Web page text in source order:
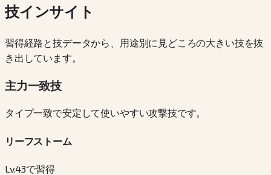
技インサイト
習得経路と技データから、用途別に見どころの大きい技を抜
き出しています。
主力一致技
タイプ一致で安定して使いやすい攻撃技です。
リーフストーム
Lv.43で習得